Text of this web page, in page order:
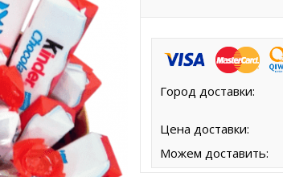
Город доставки:
Цена доставки:
Можем доставить: